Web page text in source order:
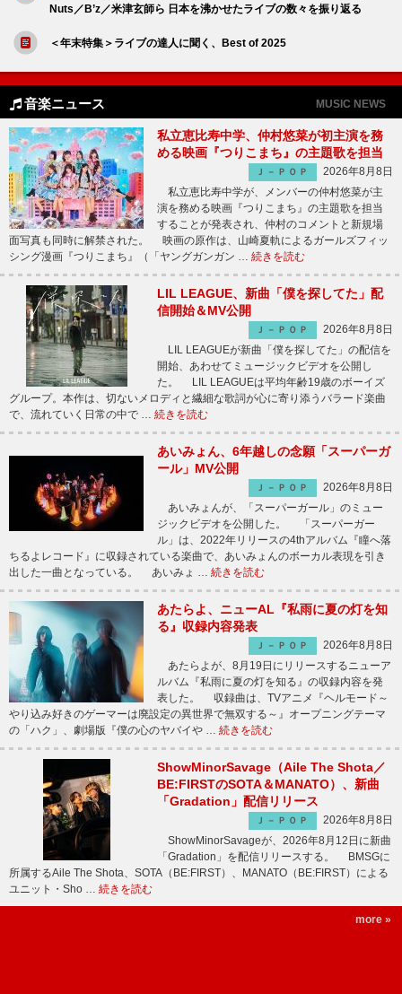
Nuts／B’z／米津玄師ら 日本を沸かせたライブの数々を振り返る
＜年末特集＞ライブの達人に聞く、Best of 2025
音楽ニュース MUSIC NEWS
私立恵比寿中学、仲村悠菜が初主演を務
める映画『つりこまち』の主題歌を担当
Ｊ－ＰＯＰ
2026年8月8日
私立恵比寿中学が、メンバーの仲村悠菜が主
演を務める映画『つりこまち』の主題歌を担当
することが発表され、仲村のコメントと新規場
面写真も同時に解禁された。 映画の原作は、山崎夏軌によるガールズフィッ
シング漫画『つりこまち』（「ヤングガンガン … 続きを読む
LIL LEAGUE、新曲「僕を探してた」配
信開始＆MV公開
Ｊ－ＰＯＰ
2026年8月8日
LIL LEAGUEが新曲「僕を探してた」の配信を
開始、あわせてミュージックビデオを公開し
た。 LIL LEAGUEは平均年齢19歳のボーイズ
グループ。本作は、切ないメロディと繊細な歌詞が心に寄り添うバラード楽曲
で、流れていく日常の中で … 続きを読む
あいみょん、6年越しの念願「スーパーガ
ール」MV公開
Ｊ－ＰＯＰ
2026年8月8日
あいみょんが、「スーパーガール」のミュー
ジックビデオを公開した。 「スーパーガー
ル」は、2022年リリースの4thアルバム『瞳へ落
ちるよレコード』に収録されている楽曲で、あいみょんのボーカル表現を引き
出した一曲となっている。 あいみょ … 続きを読む
あたらよ、ニューAL『私雨に夏の灯を知
る』収録内容発表
Ｊ－ＰＯＰ
2026年8月8日
あたらよが、8月19日にリリースするニューア
ルバム『私雨に夏の灯を知る』の収録内容を発
表した。 収録曲は、TVアニメ『ヘルモード～
やり込み好きのゲーマーは廃設定の異世界で無双する～』オープニングテーマ
の「ハク」、劇場版『僕の心のヤバイや … 続きを読む
ShowMinorSavage（Aile The Shota／
BE:FIRSTのSOTA＆MANATO）、新曲
「Gradation」配信リリース
Ｊ－ＰＯＰ
2026年8月8日
ShowMinorSavageが、2026年8月12日に新曲
「Gradation」を配信リリースする。 BMSGに
所属するAile The Shota、SOTA（BE:FIRST）、MANATO（BE:FIRST）による
ユニット・Sho … 続きを読む
more »